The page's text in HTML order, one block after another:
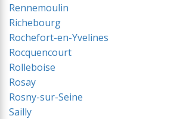
Rennemoulin
Richebourg
Rochefort-en-Yvelines
Rocquencourt
Rolleboise
Rosay
Rosny-sur-Seine
Sailly